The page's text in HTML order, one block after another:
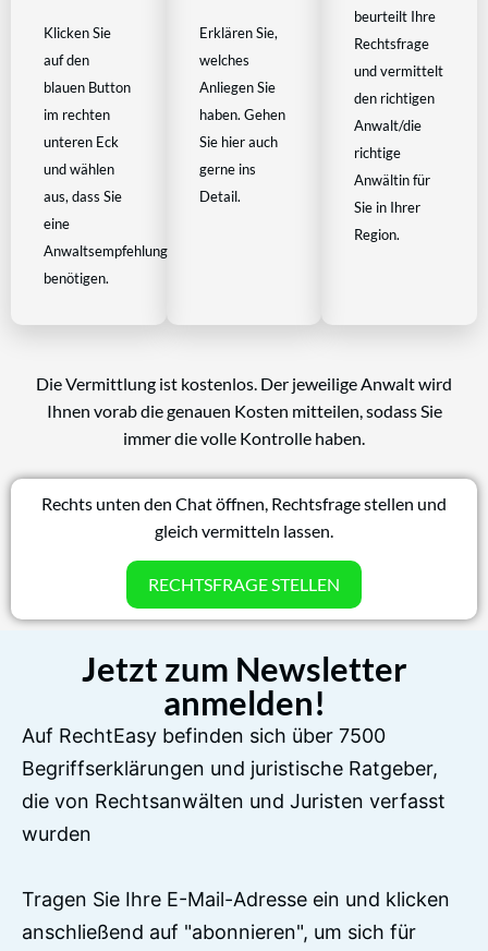
Klicken Sie
auf den
blauen Button
im rechten
unteren Eck
und wählen
aus, dass Sie
eine
Anwaltsempfehlung
benötigen.
Erklären Sie,
welches
Anliegen Sie
haben. Gehen
Sie hier auch
gerne ins
Detail.
beurteilt Ihre
Rechtsfrage
und vermittelt
den richtigen
Anwalt/die
richtige
Anwältin für
Sie in Ihrer
Region.
Die Vermittlung ist kostenlos. Der jeweilige Anwalt wird
Ihnen vorab die genauen Kosten mitteilen, sodass Sie
immer die volle Kontrolle haben.
Rechts unten den Chat öffnen, Rechtsfrage stellen und
gleich vermitteln lassen.
RECHTSFRAGE STELLEN
Jetzt zum Newsletter
anmelden!
Auf RechtEasy befinden sich über 7500
Begriffserklärungen und juristische Ratgeber,
die von Rechtsanwälten und Juristen verfasst
wurden
Tragen Sie Ihre E-Mail-Adresse ein und klicken
anschließend auf "abonnieren", um sich für